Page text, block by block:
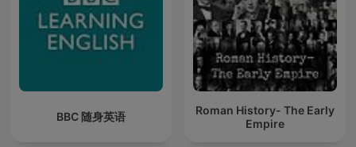
BBC 随身英语
Roman History- The Early
Empire